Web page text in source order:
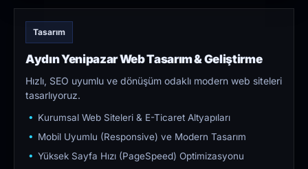
Tasarım
Aydın Yenipazar Web Tasarım & Geliştirme
Hızlı, SEO uyumlu ve dönüşüm odaklı modern web siteleri
tasarlıyoruz.
Kurumsal Web Siteleri & E-Ticaret Altyapıları
Mobil Uyumlu (Responsive) ve Modern Tasarım
Yüksek Sayfa Hızı (PageSpeed) Optimizasyonu